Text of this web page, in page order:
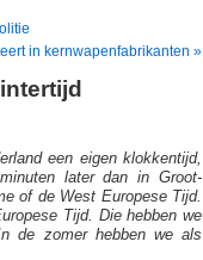
in kernwapenfabrikanten »
een eigen klokkentijd,
later dan in Groot-
of de West Europese Tijd.
Tijd. Die hebben we
de zomer hebben we als